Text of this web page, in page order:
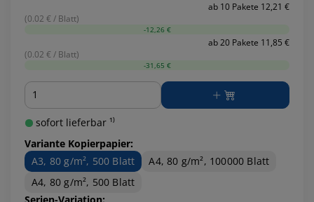
ab 10 Pakete 12,21 €
(0.02 € / Blatt)
-12,26 €
ab 20 Pakete 11,85 €
(0.02 € / Blatt)
-31,65 €
Menge
sofort lieferbar ¹⁾
Variante Kopierpapier:
A3, 80 g/m², 500 Blatt
A4, 80 g/m², 100000 Blatt
A4, 80 g/m², 500 Blatt